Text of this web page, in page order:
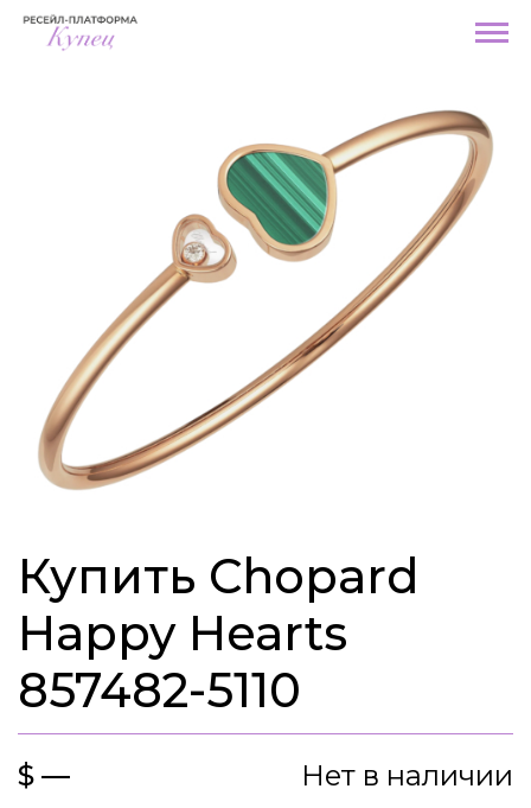
Купить Chopard
Happy Hearts
857482-5110
$ — Нет в наличии